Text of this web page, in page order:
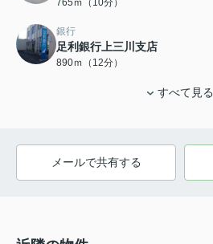
765ｍ（10分）
銀行
足利銀行上三川支店
890ｍ（12分）
すべて見る
メールで共有する